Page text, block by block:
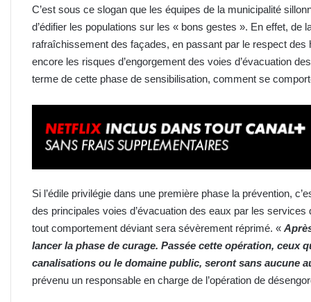
C’est sous ce slogan que les équipes de la municipalité
d’édifier les populations sur les « bons gestes ». En effet, de
rafraîchissement des façades, en passant par le respect
encore les risques d’engorgement des voies d’évacuation
terme de cette phase de sensibilisation, comment se
Si l’édile privilégie dans une première phase la prévention,
des principales voies d’évacuation des eaux par les
tout comportement déviant sera sévèrement réprimé. «
lancer la phase de curage. Passée cette opération, ceux
canalisations ou le domaine public, seront sans aucune
prévenu un responsable en charge de l’opération de